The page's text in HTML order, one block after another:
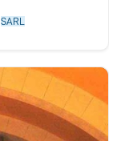
SARL